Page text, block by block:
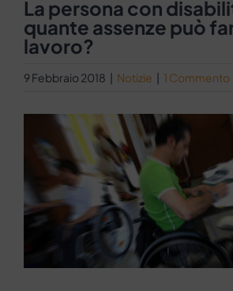
La persona con
quante assenze può
lavoro?
9 Febbraio 2018 | Notizie | 1 Commento
Ingrandisci
immagine